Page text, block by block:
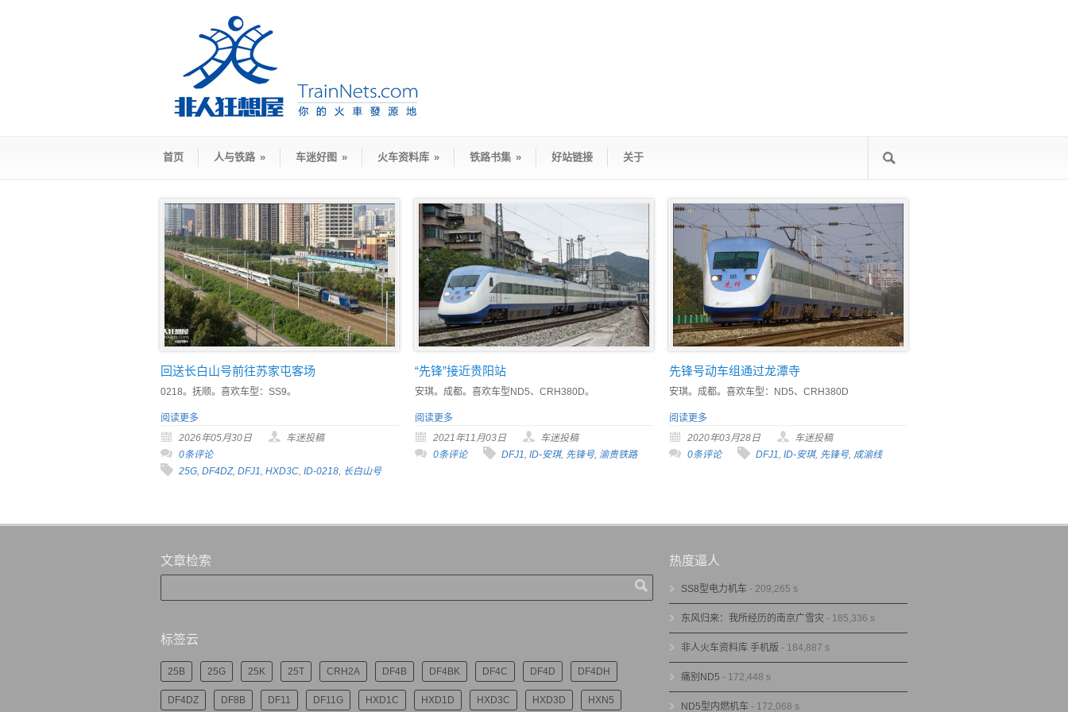
首页 人与铁路 » 车迷好图 » 火车资料库 » 铁路书集 » 好站链接 关于
回送长白山号前往苏家屯客场
0218。抚顺。喜欢车型：SS9。
阅读更多
2026年05月30日
车迷投稿
0条评论
25G, DF4DZ, DFJ1, HXD3C, ID-0218, 长白山号
“先锋”接近贵阳站
安琪。成都。喜欢车型ND5、CRH380D。
阅读更多
2021年11月03日
车迷投稿
0条评论
DFJ1, ID-安琪, 先锋号, 渝贵铁路
先锋号动车组通过龙潭寺
安琪。成都。喜欢车型：ND5、CRH380D
阅读更多
2020年03月28日
车迷投稿
0条评论
DFJ1, ID-安琪, 先锋号, 成渝线
文章检索
标签云
25B 25G 25K 25T CRH2A DF4B DF4BK DF4C DF4D DF4DH
DF4DZ DF8B DF11 DF11G HXD1C HXD1D HXD3C HXD3D HXN5
热度逼人
SS8型电力机车 - 209,265 s
东风归来：我所经历的南京广雪灾 - 185,336 s
非人火车资料库 手机版 - 184,887 s
痛别ND5 - 172,448 s
ND5型内燃机车 - 172,068 s